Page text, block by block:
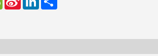
e
t
e
b
d
n